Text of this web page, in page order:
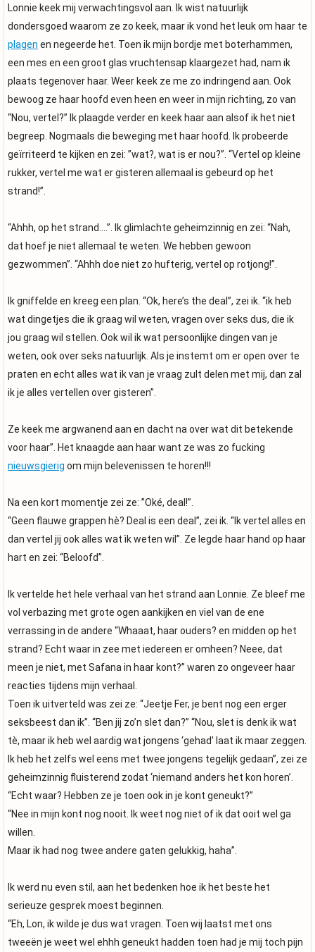
Lonnie keek mij verwachtingsvol aan. Ik wist natuurlijk
dondersgoed waarom ze zo keek, maar ik vond het leuk om haar te
plagen en negeerde het. Toen ik mijn bordje met boterhammen,
een mes en een groot glas vruchtensap klaargezet had, nam ik
plaats tegenover haar. Weer keek ze me zo indringend aan. Ook
bewoog ze haar hoofd even heen en weer in mijn richting, zo van
“Nou, vertel?” Ik plaagde verder en keek haar aan alsof ik het niet
begreep. Nogmaals die beweging met haar hoofd. Ik probeerde
geïrriteerd te kijken en zei: ”wat?, wat is er nou?”. “Vertel op kleine
rukker, vertel me wat er gisteren allemaal is gebeurd op het
strand!”.
“Ahhh, op het strand….”. Ik glimlachte geheimzinnig en zei: “Nah,
dat hoef je niet allemaal te weten. We hebben gewoon
gezwommen”. “Ahhh doe niet zo hufterig, vertel op rotjong!”.
Ik gniffelde en kreeg een plan. “Ok, here’s the deal”, zei ik. “ik heb
wat dingetjes die ik graag wil weten, vragen over seks dus, die ik
jou graag wil stellen. Ook wil ik wat persoonlijke dingen van je
weten, ook over seks natuurlijk. Als je instemt om er open over te
praten en echt alles wat ik van je vraag zult delen met mij, dan zal
ik je alles vertellen over gisteren”.
Ze keek me argwanend aan en dacht na over wat dit betekende
voor haar”. Het knaagde aan haar want ze was zo fucking
nieuwsgierig om mijn belevenissen te horen!!!
Na een kort momentje zei ze: ”Oké, deal!”.
“Geen flauwe grappen hè? Deal is een deal”, zei ik. “Ik vertel alles en
dan vertel jij ook alles wat ìk weten wil”. Ze legde haar hand op haar
hart en zei: “Beloofd”.
Ik vertelde het hele verhaal van het strand aan Lonnie. Ze bleef me
vol verbazing met grote ogen aankijken en viel van de ene
verrassing in de andere “Whaaat, haar ouders? en midden op het
strand? Echt waar in zee met iedereen er omheen? Neee, dat
meen je niet, met Safana in haar kont?” waren zo ongeveer haar
reacties tijdens mijn verhaal.
Toen ik uitverteld was zei ze: “Jeetje Fer, je bent nog een erger
seksbeest dan ik”. “Ben jij zo’n slet dan?” “Nou, slet is denk ik wat
tè, maar ik heb wel aardig wat jongens ‘gehad’ laat ik maar zeggen.
Ik heb het zelfs wel eens met twee jongens tegelijk gedaan”, zei ze
geheimzinnig fluisterend zodat ‘niemand anders het kon horen’.
“Echt waar? Hebben ze je toen ook in je kont geneukt?”
“Nee in mijn kont nog nooit. Ik weet nog niet of ik dat ooit wel ga
willen.
Maar ik had nog twee andere gaten gelukkig, haha”.
Ik werd nu even stil, aan het bedenken hoe ik het beste het
serieuze gesprek moest beginnen.
“Eh, Lon, ik wilde je dus wat vragen. Toen wij laatst met ons
tweeën je weet wel ehhh geneukt hadden toen had je mij toch pijn